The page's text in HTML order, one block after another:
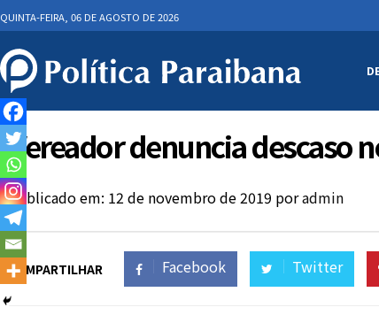
QUINTA-FEIRA, 06 DE AGOSTO DE 2026
Vereador denuncia descaso
Publicado em: 12 de novembro de 2019 poradmin
COMPARTILHAR Facebook Twitter